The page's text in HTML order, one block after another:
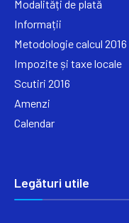
Modalități de plată
Informații
Metodologie calcul 2016
Impozite și taxe locale
Scutiri 2016
Amenzi
Calendar
Legături utile